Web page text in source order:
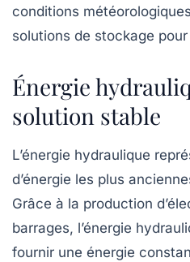
conditions météorologiques
solutions de stockage
Énergie
solution stable
L’énergie hydraulique
d’énergie les plus
Grâce à la production
barrages, l’énergie
fournir une énergie